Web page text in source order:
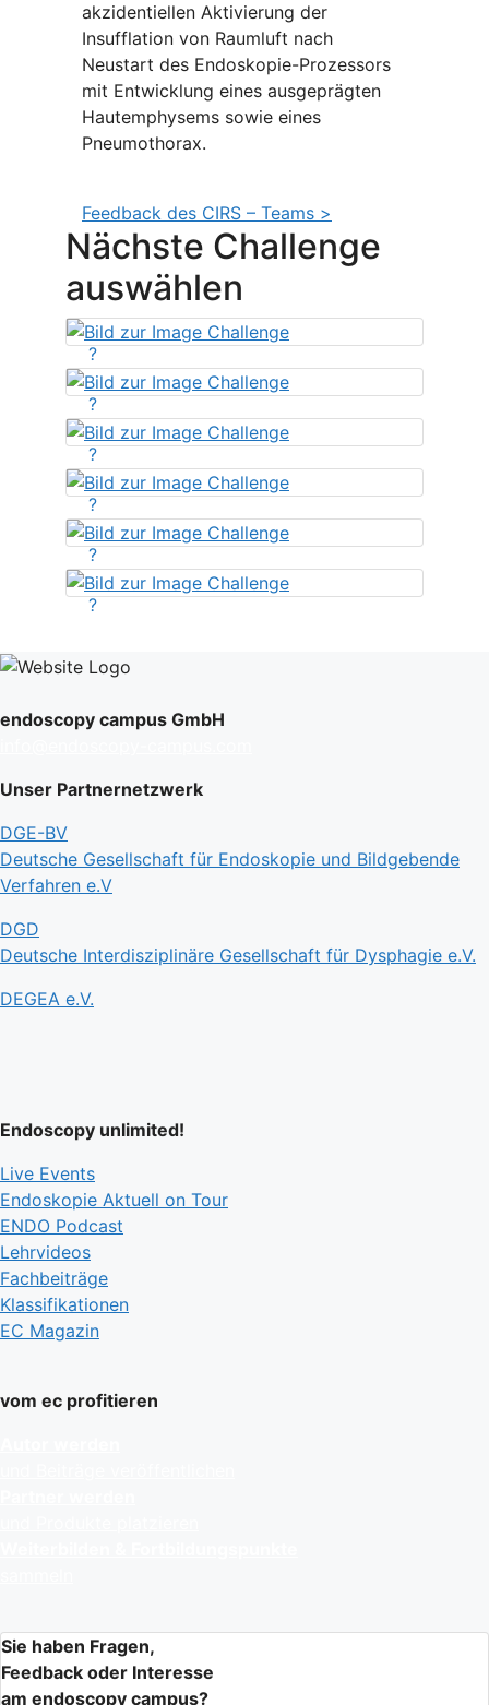
akzidentiellen Aktivierung der
Insufflation von Raumluft nach
Neustart des Endoskopie-Prozessors
mit Entwicklung eines ausgeprägten
Hautemphysems sowie eines
Pneumothorax.
Feedback des CIRS – Teams >
Nächste Challenge
auswählen
?
?
?
?
?
?
endoscopy campus GmbH
Unser Partnernetzwerk
DGE-BV
Deutsche Gesellschaft für Endoskopie und Bildgebende
Verfahren e.V
DGD
Deutsche Interdisziplinäre Gesellschaft für Dysphagie e.V.
DEGEA e.V.
Endoscopy unlimited!
Live Events
Endoskopie Aktuell on Tour
ENDO Podcast
Lehrvideos
Fachbeiträge
Klassifikationen
EC Magazin
vom ec profitieren
Sie haben Fragen,
Feedback oder Interesse
am endoscopy campus?